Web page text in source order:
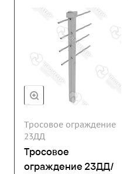
Тросовое ограждение
23ДД
Тросовое
ограждение 23ДД/